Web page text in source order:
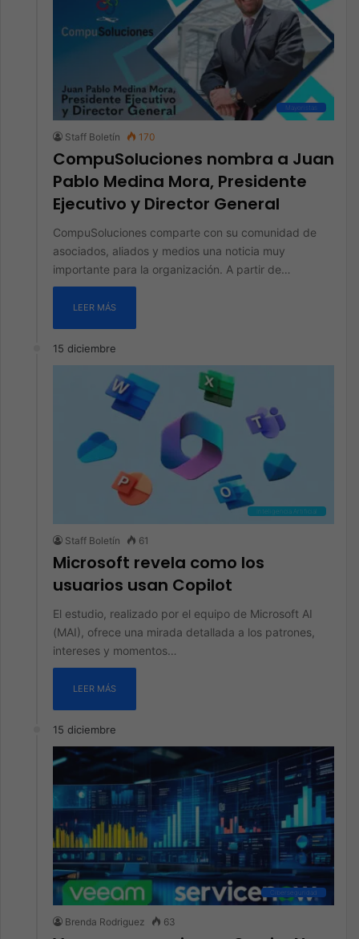
Mayoristas
Staff Boletín 170
CompuSoluciones nombra a Juan
Pablo Medina Mora, Presidente
Ejecutivo y Director General
CompuSoluciones comparte con su comunidad de
asociados, aliados y medios una noticia muy
importante para la organización. A partir de…
LEER MÁS
15 diciembre
Inteligencia Artificial
Staff Boletín 61
Microsoft revela como los
usuarios usan Copilot
El estudio, realizado por el equipo de Microsoft AI
(MAI), ofrece una mirada detallada a los patrones,
intereses y momentos…
LEER MÁS
15 diciembre
Ciberseguridad
Brenda Rodriguez 63